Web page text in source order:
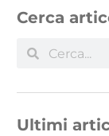
Cerca
Ultimi